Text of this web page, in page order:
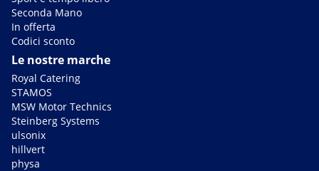
Seconda Mano
In offerta
Codici sconto
Le nostre marche
Royal Catering
STAMOS
MSW Motor Technics
Steinberg Systems
ulsonix
hillvert
physa